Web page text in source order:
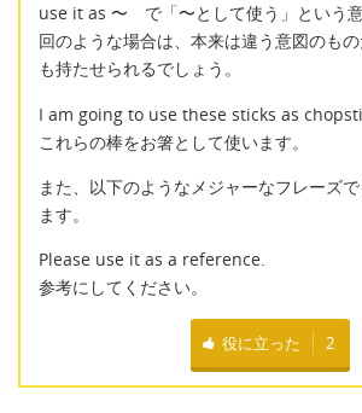
use it as 〜 で「〜として使う」という
回のような場合は、本来は違う意図のも
も持たせられるでしょう。
I am going to use these sticks as
これらの棒をお箸として使います。
また、以下のようなメジャーなフレーズ
ます。
Please use it as a reference.
参考にしてください。
役に立った 2